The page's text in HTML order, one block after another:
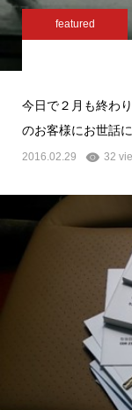
featured
今日で２月も終わ
のお客様にお世話
2016.02.29 32